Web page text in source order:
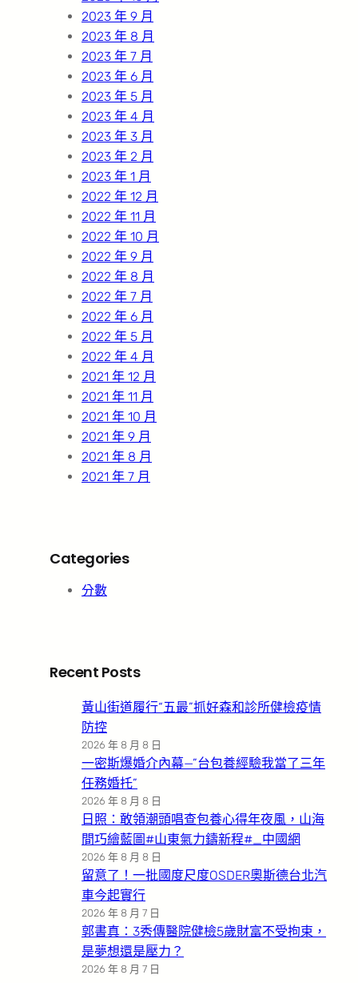
2023 年 9 月
2023 年 8 月
2023 年 7 月
2023 年 6 月
2023 年 5 月
2023 年 4 月
2023 年 3 月
2023 年 2 月
2023 年 1 月
2022 年 12 月
2022 年 11 月
2022 年 10 月
2022 年 9 月
2022 年 8 月
2022 年 7 月
2022 年 6 月
2022 年 5 月
2022 年 4 月
2021 年 12 月
2021 年 11 月
2021 年 10 月
2021 年 9 月
2021 年 8 月
2021 年 7 月
Categories
分數
Recent Posts
黃山街道履行“五最”抓好森和診所健檢疫情
防控
2026 年 8 月 8 日
一密斯爆婚介內幕—”台包養經驗我當了三年
任務婚托”
2026 年 8 月 8 日
日照：敢領潮頭唱查包養心得年夜風，山海
間巧繪藍圖#山東氣力鑄新程#_中國網
2026 年 8 月 8 日
留意了！一批國度尺度OSDER奧斯德台北汽
車今起實行
2026 年 8 月 7 日
郭書真：3秀傳醫院健檢5歲財富不受拘束，
是夢想還是壓力？
2026 年 8 月 7 日